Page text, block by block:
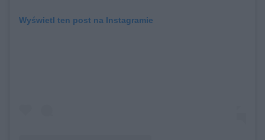
Wyświetl ten post na Instagramie